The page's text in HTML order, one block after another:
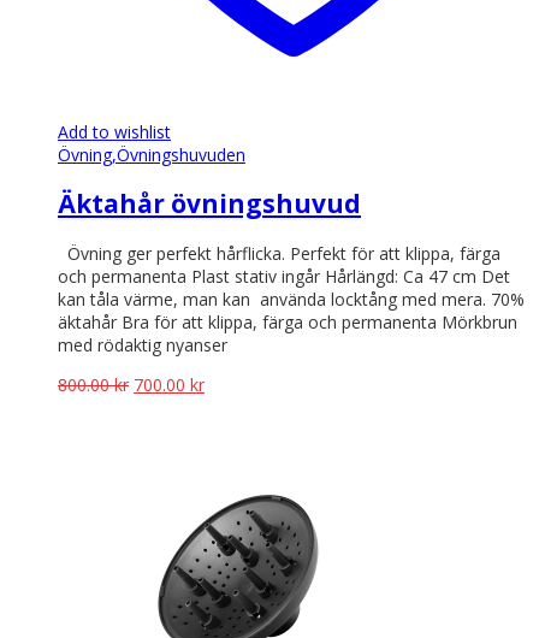
Add to wishlist
Övning,Övningshuvuden
Äktahår övningshuvud
Övning ger perfekt hårflicka. Perfekt för att klippa, färga
och permanenta Plast stativ ingår Hårlängd: Ca 47 cm Det
kan tåla värme, man kan använda locktång med mera. 70%
äktahår Bra för att klippa, färga och permanenta Mörkbrun
med rödaktig nyanser
800.00kr Det
700.00 krDet